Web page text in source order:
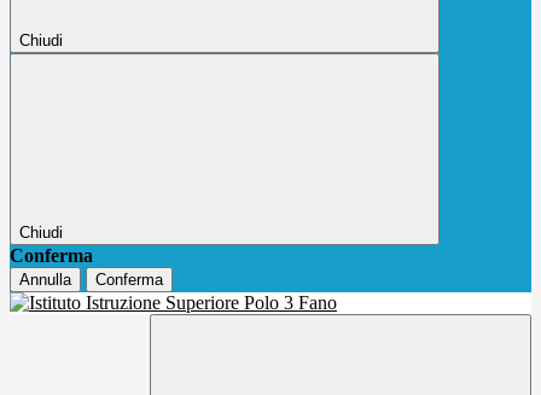
Chiudi
Chiudi
Conferma
Annulla Conferma